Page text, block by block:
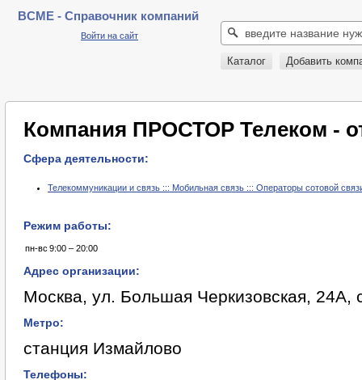
BCME - Справочник компаний
Войти на сайт
Каталог Добавить
Компания ПРОСТОР Телеком -
Сфера деятельности:
Телекоммуникации и связь ::: Мобильная связь ::: Операторы сотовой
Режим работы:
пн-вс 9:00 – 20:00
Адрес организации:
Москва, ул. Большая Черкизовская, 24А,
Метро:
станция Измайлово
Телефоны: